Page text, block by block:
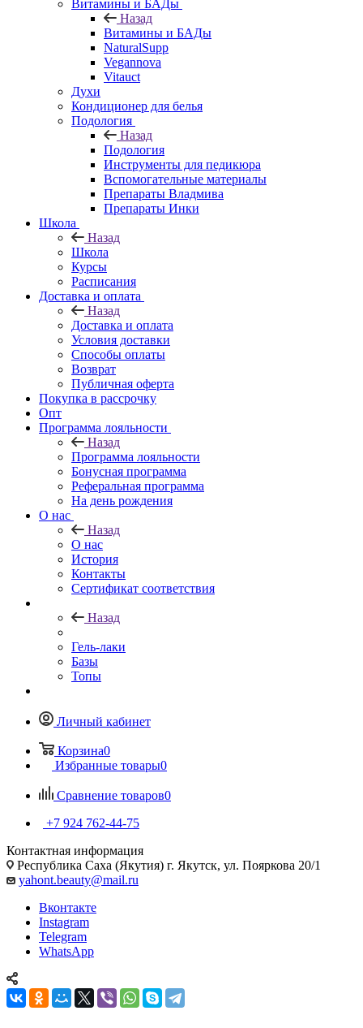
Витамины и БАДы
Назад
Витамины и БАДы
NaturalSupp
Vegannova
Vitauct
Духи
Кондиционер для белья
Подология
Назад
Подология
Инструменты для педикюра
Вспомогательные материалы
Препараты Владмива
Препараты Инки
Школа
Назад
Школа
Курсы
Расписания
Доставка и оплата
Назад
Доставка и оплата
Условия доставки
Способы оплаты
Возврат
Публичная оферта
Покупка в рассрочку
Опт
Программа лояльности
Назад
Программа лояльности
Бонусная программа
Реферальная программа
На день рождения
О нас
Назад
О нас
История
Контакты
Сертификат соответствия
Назад
Гель-лаки
Базы
Топы
Личный кабинет
Корзина0
Избранные товары0
Сравнение товаров0
+7 924 762-44-75
Контактная информация
Республика Саха (Якутия) г. Якутск, ул. Пояркова 20/1
yahont.beauty@mail.ru
Вконтакте
Instagram
Telegram
WhatsApp